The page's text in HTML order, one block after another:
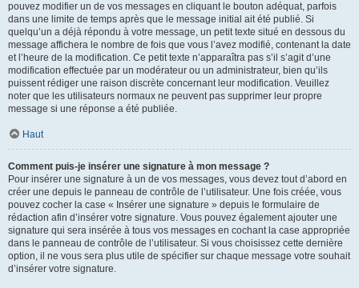
pouvez modifier un de vos messages en cliquant le bouton adéquat, parfois
dans une limite de temps après que le message initial ait été publié. Si
quelqu’un a déjà répondu à votre message, un petit texte situé en dessous du
message affichera le nombre de fois que vous l’avez modifié, contenant la date
et l’heure de la modification. Ce petit texte n’apparaîtra pas s’il s’agit d’une
modification effectuée par un modérateur ou un administrateur, bien qu’ils
puissent rédiger une raison discrète concernant leur modification. Veuillez
noter que les utilisateurs normaux ne peuvent pas supprimer leur propre
message si une réponse a été publiée.
Haut
Comment puis-je insérer une signature à mon message ?
Pour insérer une signature à un de vos messages, vous devez tout d’abord en
créer une depuis le panneau de contrôle de l’utilisateur. Une fois créée, vous
pouvez cocher la case « Insérer une signature » depuis le formulaire de
rédaction afin d’insérer votre signature. Vous pouvez également ajouter une
signature qui sera insérée à tous vos messages en cochant la case appropriée
dans le panneau de contrôle de l’utilisateur. Si vous choisissez cette dernière
option, il ne vous sera plus utile de spécifier sur chaque message votre souhait
d’insérer votre signature.